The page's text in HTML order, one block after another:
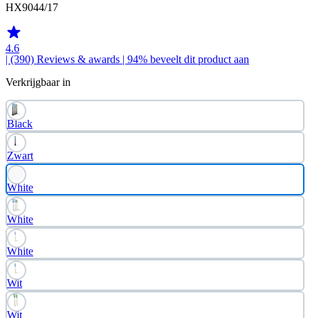
HX9044/17
4.6
| (390) Reviews & awards | 94% beveelt dit product aan
Verkrijgbaar in
Black
Zwart
White
White
White
Wit
Wit